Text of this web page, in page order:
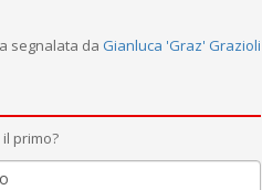
segnalata da Gianluca 'Graz' Grazioli
primo?